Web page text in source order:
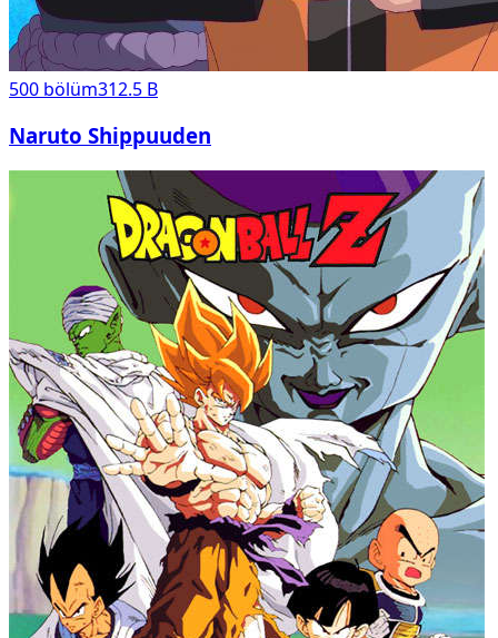
500 bölüm312.5 B
Naruto Shippuuden